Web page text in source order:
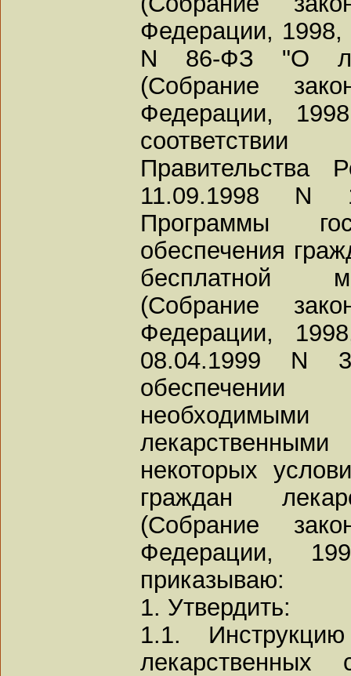
Федерации, 1998,
N 86-ФЗ "О
(Собрание
Федерации,
Правительства
11.09.1998 N
Программы
обеспечения
бесплатной
(Собрание
Федерации,
08.04.1999 N
некоторых
граждан
(Собрание
Федерации,
приказываю:
1. Утвердить:
1.1.